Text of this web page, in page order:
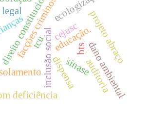
constitucional
inclusão socialeducação.projeto abraço
cejusc
facções criminosas
sinasedano ambiental
deficiência
bts
dispensaauditoria
tcu